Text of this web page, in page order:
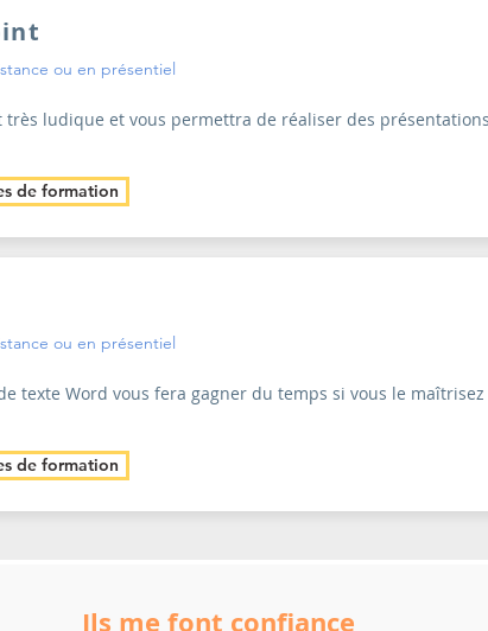
ou en présentiel
très ludique et vous permettra de réaliser des
de formation
ou en présentiel
texte Word vous fera gagner du temps si vous le
de formation
Ils me font confiance